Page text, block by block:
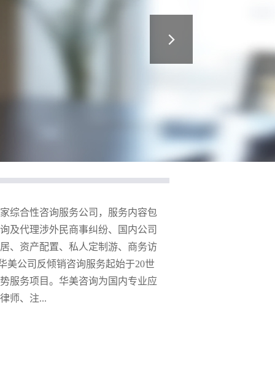
综合性咨询服务公司，服务内容包
及代理涉外民商事纠纷、国内公司
、资产配置、私人定制游、商务访
美公司反倾销咨询服务起始于20世
服务项目。华美咨询为国内专业应
师、注...